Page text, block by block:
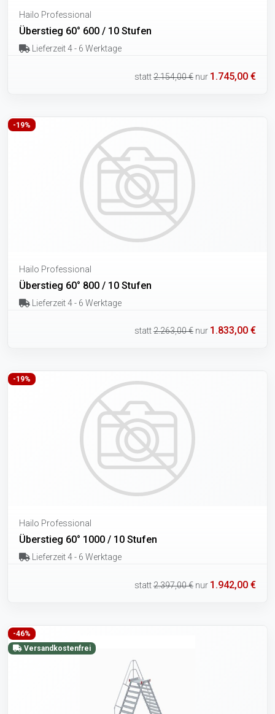
Hailo Professional
Überstieg 60° 600 / 10 Stufen
Lieferzeit 4 - 6 Werktage
statt2.154,00 € nur 1.745,00 €
-19%
Hailo Professional
Überstieg 60° 800 / 10 Stufen
Lieferzeit 4 - 6 Werktage
statt2.263,00 € nur 1.833,00 €
-19%
Hailo Professional
Überstieg 60° 1000 / 10 Stufen
Lieferzeit 4 - 6 Werktage
statt2.397,00 € nur 1.942,00 €
-46%
Versandkostenfrei